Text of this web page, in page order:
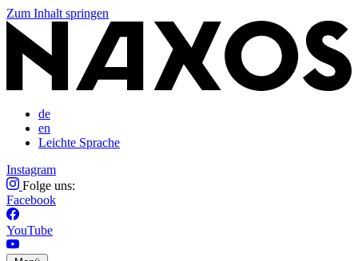
Zum Inhalt springen
de
en
Leichte Sprache
Instagram
Folge uns:
Facebook
YouTube